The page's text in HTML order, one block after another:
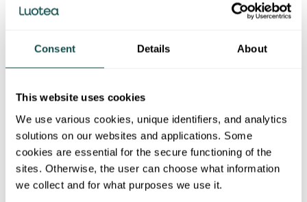
Consent Details About
This website uses cookies
We use various cookies, unique identifiers, and analytics
solutions on our websites and applications. Some
cookies are essential for the secure functioning of the
sites. Otherwise, the user can choose what information
we collect and for what purposes we use it.
Asiakaspalvelumme on siirtynyt uusiin
toimimasta tammikuun lopussa. Puhelut
ohjataan vanhoista yhteystiedoista tammikuun
käyttöön välttyäksesi turhilta katkoksilta
yhteydenpidossamme:
Taloyhtiön asukkaat: 010 590 2000
Yritysasiakkaat: 010 590 1000
Myyntilinja: 010 590 7000.